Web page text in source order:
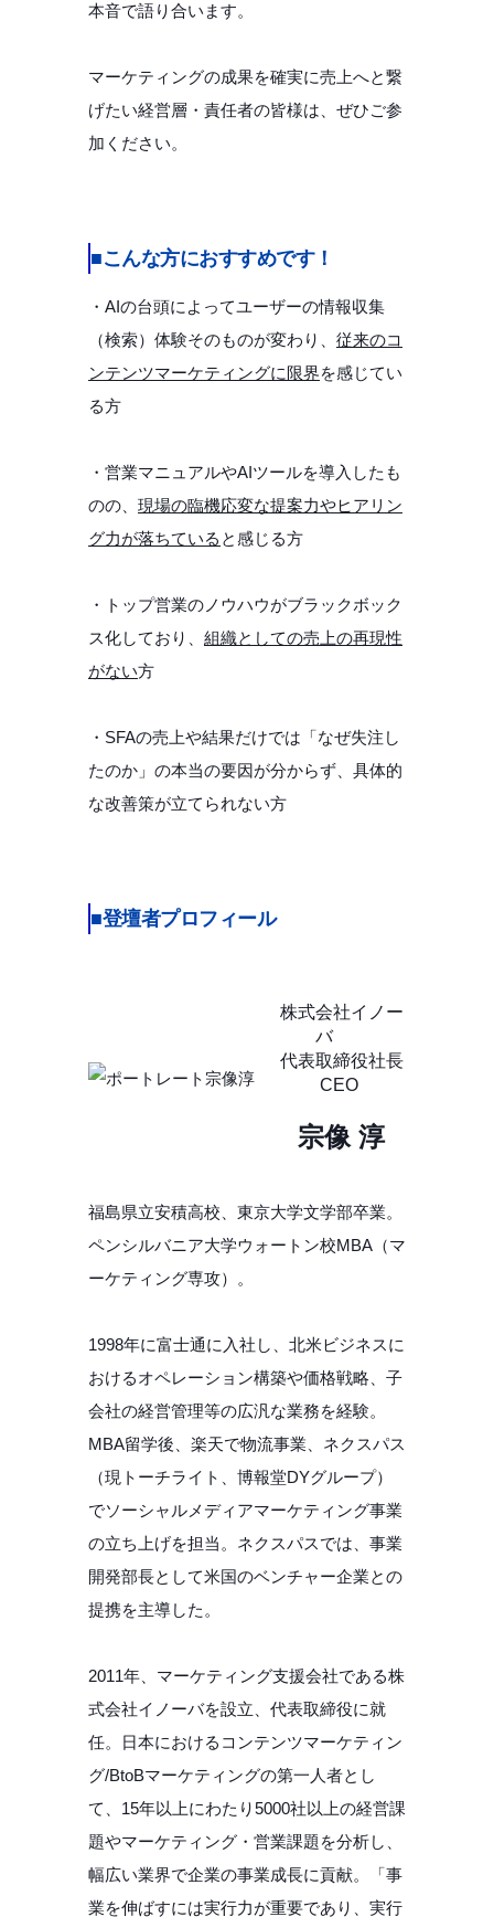
本音で語り合います。
マーケティングの成果を確実に売上へと繋
げたい経営層・責任者の皆様は、ぜひご参
加ください。
■こんな方におすすめです！
・AIの台頭によってユーザーの情報収集
（検索）体験そのものが変わり、 従来のコ
ンテンツマーケティングに限界を感じてい
る方
・営業マニュアルやAIツールを導入したも
のの、 現場の臨機応変な提案力やヒアリン
グ力が落ちている と感じる方
・トップ営業のノウハウがブラックボック
ス化しており、 組織としての売上の再現性
がない方
・SFAの売上や結果だけでは「なぜ失注し
たのか」の本当の要因が分からず、具体的
な改善策が立てられない方
■登壇者プロフィール
株式会社イノー
バ
代表取締役社長
CEO
宗像 淳
福島県立安積高校、東京大学文学部卒業。
ペンシルバニア大学ウォートン校MBA（マ
ーケティング専攻）。
1998年に富士通に入社し、北米ビジネスに
おけるオペレーション構築や価格戦略、子
会社の経営管理等の広汎な業務を経験。
MBA留学後、楽天で物流事業、ネクスパス
（現トーチライト、博報堂DYグループ）
でソーシャルメディアマーケティング事業
の立ち上げを担当。ネクスパスでは、事業
開発部長として米国のベンチャー企業との
提携を主導した。
2011年、マーケティング支援会社である株
式会社イノーバを設立、代表取締役に就
任。日本におけるコンテンツマーケティン
グ/BtoBマーケティングの第一人者とし
て、15年以上にわたり5000社以上の経営課
題やマーケティング・営業課題を分析し、
幅広い業界で企業の事業成長に貢献。「事
業を伸ばすには実行力が重要であり、実行